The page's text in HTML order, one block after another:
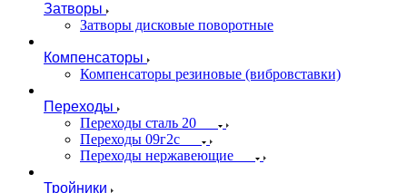
Затворы
Затворы дисковые поворотные
Компенсаторы
Компенсаторы резиновые (вибровставки)
Переходы
Переходы сталь 20
Переходы 09г2с
Переходы нержавеющие
Тройники